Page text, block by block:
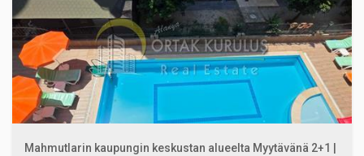
Mahmutlarin kaupungin keskustan alueelta Myytävänä 2+1 |